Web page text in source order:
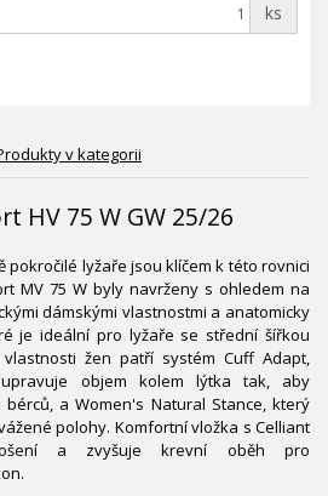
ks
v kategorii
HV 75 W GW 25/26
pokročilé lyžaře jsou klíčem k této rovnici
MV 75 W byly navrženy s ohledem na
dámskými vlastnostmi a anatomicky
je ideální pro lyžaře se střední šířkou
žen patří systém Cuff Adapt,
objem kolem lýtka tak, aby
a Women's Natural Stance, který
polohy. Komfortní vložka s Celliant
a zvyšuje krevní oběh pro